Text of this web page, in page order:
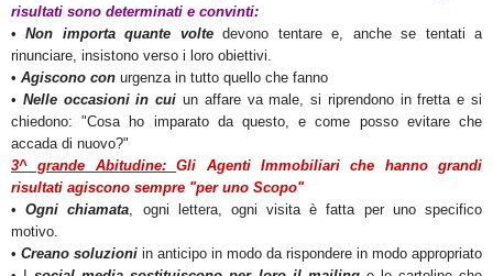
risultati sono determinati e convinti:
•Non importa quante voltedevono tentare e, anche se tentati a
rinunciare, insistono verso i loro obiettivi.
• Agiscono con urgenza in tutto quello che fanno
• Nelle occasioni in cui un affare va male, si riprendono in fretta e si
chiedono: "Cosa ho imparato da questo, e come posso evitare che
accada di nuovo?"
3^ grande Abitudine:Gli Agenti Immobiliariche hanno grandi
risultati agiscono sempre "per uno Scopo"
•Ogni chiamata , ogni lettera, ogni visita è fatta per uno specifico
motivo.
• Creano soluzioni in anticipo in modo da rispondere in modo appropriato